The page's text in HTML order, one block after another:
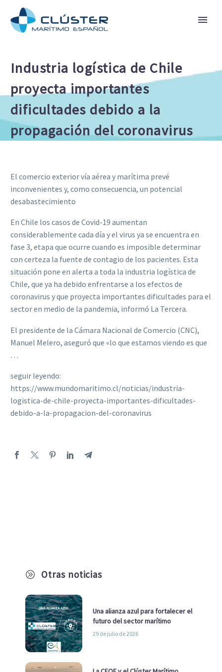
Industria logística de Chile
proyecta importantes
dificultades debido a la
propagación del coronavirus
A Otras noticias
Una alianza azul para fortalecer el
futuro del sector marítimo
29 de julio de 2026
El comercio exterior vía aérea y marítima prevé
inconvenientes y, como consecuencia, un potencial
desabastecimiento
En Chile los casos de Covid-19 aumentan
considerablemente cada día y el virus ya se encuentra en
fase 3, etapa que ocurre cuando es imposible determinar
con certeza la fuente de contagio de los pacientes. Esta
situación pone en alerta a toda la industria logística de
Chile, que ya ha debido enfrentarse a los efectos de
coronavirus y que proyecta importantes dificultades para el
sector en medio de la pandemia, informó La Tercera.
El presidente de la Cámara Nacional de Comercio (CNC),
Manuel Melero, aseguró que «lo que estamos viendo es que
…
seguir leyendo:
https://www.mundomaritimo.cl/noticias/industria-
logistica-de-chile-proyecta-importantes-dificultades-
debido-a-la-propagacion-del-coronavirus